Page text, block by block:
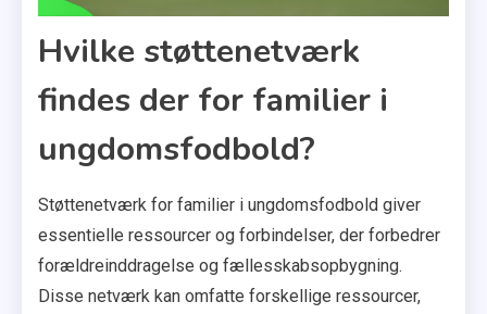
Hvilke støttenetværk
findes der for familier i
ungdomsfodbold?
Støttenetværk for familier i ungdomsfodbold giver
essentielle ressourcer og forbindelser, der forbedrer
forældreinddragelse og fællesskabsopbygning.
Disse netværk kan omfatte forskellige ressourcer,